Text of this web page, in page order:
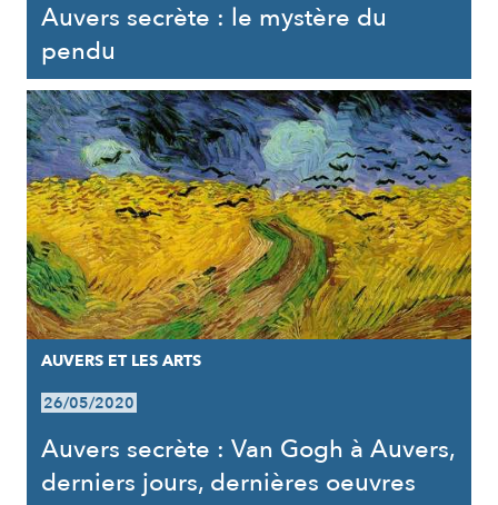
Auvers secrète : le mystère du
pendu
AUVERS ET LES ARTS
26/05/2020
Auvers secrète : Van Gogh à Auvers,
derniers jours, dernières oeuvres